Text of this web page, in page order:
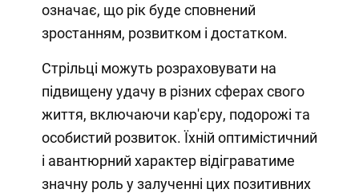
означає, що рік буде сповнений
зростанням, розвитком і достатком.
Стрільці можуть розраховувати на
підвищену удачу в різних сферах свого
життя, включаючи кар'єру, подорожі та
особистий розвиток. Їхній оптимістичний
і авантюрний характер відіграватиме
значну роль у залученні цих позитивних